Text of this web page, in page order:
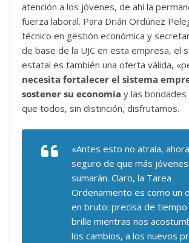
atención a los jóvenes, de ahí la
fuerza laboral. Para Drián Ordúñez
técnico en gestión económica y
de base de la UJC en esta empresa, el
estatal es también una oferta válida,
necesita fortalecer el sistema
sostener su economía y las
que todos, sin distinción, disfrutamos.
«Antes esto no atraía,
seguro de que más
sumarán. Claro, la Tarea
Ordenamiento es como un
en bruto: precisa de tiempo
brille mientras nos
los cambios, a los nuevos